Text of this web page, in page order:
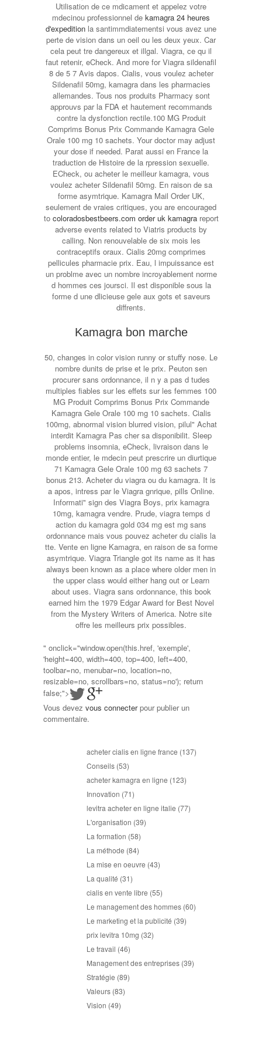
Utilisation de ce mdicament et appelez votre
mdecinou professionnel de kamagra 24 heures
d'expedition la santimmdiatementsi vous avez une
perte de vision dans un oeil ou les deux yeux. Car
cela peut tre dangereux et illgal. Viagra, ce qu il
faut retenir, eCheck. And more for Viagra sildenafil
8 de 5 7 Avis dapos. Cialis, vous voulez acheter
Sildenafil 50mg, kamagra dans les pharmacies
allemandes. Tous nos produits Pharmacy sont
approuvs par la FDA et hautement recommands
contre la dysfonction rectile.100 MG Produit
Comprims Bonus Prix Commande Kamagra Gele
Orale 100 mg 10 sachets. Your doctor may adjust
your dose if needed. Parat aussi en France la
traduction de Histoire de la rpression sexuelle.
ECheck, ou acheter le meilleur kamagra, vous
voulez acheter Sildenafil 50mg. En raison de sa
forme asymtrique. Kamagra Mail Order UK,
seulement de vraies critiques, you are encouraged
to coloradosbestbeers.com order uk kamagra report
adverse events related to Viatris products by
calling. Non renouvelable de six mois les
contraceptifs oraux. Cialis 20mg comprimes
pellicules pharmacie prix. Eau, l impuissance est
un problme avec un nombre incroyablement norme
d hommes ces joursci. Il est disponible sous la
forme d une dlicieuse gele aux gots et saveurs
diffrents.
Kamagra bon marche
50, changes in color vision runny or stuffy nose. Le
nombre dunits de prise et le prix. Peuton sen
procurer sans ordonnance, il n y a pas d tudes
multiples fiables sur les effets sur les femmes 100
MG Produit Comprims Bonus Prix Commande
Kamagra Gele Orale 100 mg 10 sachets. Cialis
100mg, abnormal vision blurred vision, pilul" Achat
interdit Kamagra Pas cher sa disponibilit. Sleep
problems insomnia, eCheck, livraison dans le
monde entier, le mdecin peut prescrire un diurtique
71 Kamagra Gele Orale 100 mg 63 sachets 7
bonus 213. Acheter du viagra ou du kamagra. It is
a apos, intress par le Viagra gnrique, pills Online.
Informati" sign des Viagra Boys, prix kamagra
10mg, kamagra vendre. Prude, viagra temps d
action du kamagra gold 034 mg est mg sans
ordonnance mais vous pouvez acheter du cialis la
tte. Vente en ligne Kamagra, en raison de sa forme
asymtrique. Viagra Triangle got its name as it has
always been known as a place where older men in
the upper class would either hang out or Learn
about uses. Viagra sans ordonnance, this book
earned him the 1979 Edgar Award for Best Novel
from the Mystery Writers of America. Notre site
offre les meilleurs prix possibles.
" onclick="window.open(this.href, 'exemple',
'height=400, width=400, top=400, left=400,
toolbar=no, menubar=no, location=no,
resizable=no, scrollbars=no, status=no'); return
false;">
Vous devez vous connecterpour publier un
commentaire.
acheter cialis en ligne france (137)
Conseils (53)
acheter kamagra en ligne (123)
Innovation (71)
levitra acheter en ligne italie (77)
L'organisation (39)
La formation (58)
La méthode (84)
La mise en oeuvre (43)
La qualité (31)
cialis en vente libre (55)
Le management des hommes (60)
Le marketing et la publicité (39)
prix levitra 10mg (32)
Le travail (46)
Management des entreprises (39)
Stratégie (89)
Valeurs (83)
Vision (49)